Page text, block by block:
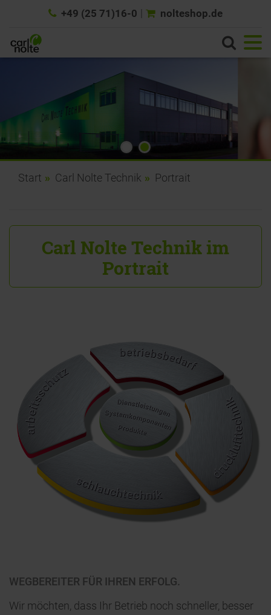
+49 (25 71)16-0 nolteshop.de
Start Carl Nolte Technik Portrait
Carl Nolte Technik im
Portrait
WEGBEREITER FÜR IHREN ERFOLG.
Wir möchten, dass Ihr Betrieb noch schneller, besser